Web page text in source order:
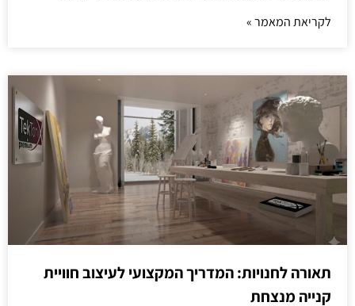
לקריאת המאמר »
תאורה לחנויות: המדריך המקצועי לעיצוב חוויית
קנייה מנצחת